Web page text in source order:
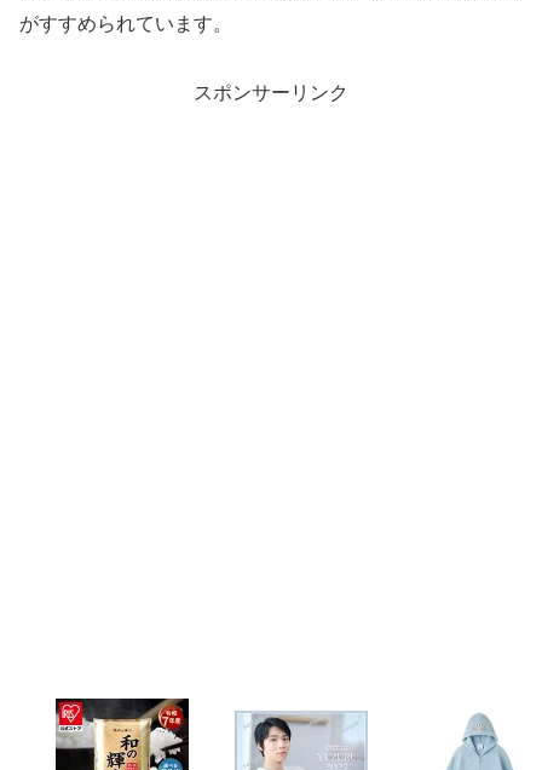
がすすめられています。
スポンサーリンク